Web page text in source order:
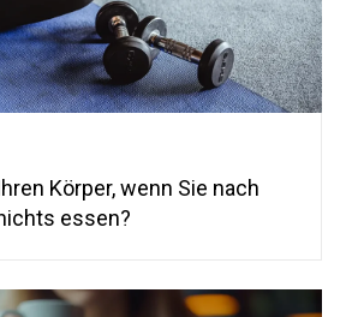
Körper, wenn Sie nach
essen?